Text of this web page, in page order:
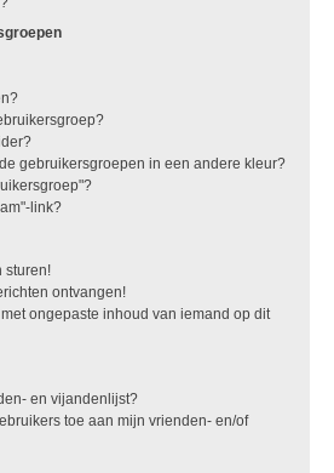
gebruikersgroepen in een andere kleur?
link?
sturen!
ontvangen!
ongepaste inhoud van iemand op dit
en vijandenlijst?
toe aan mijn vrienden- en/of